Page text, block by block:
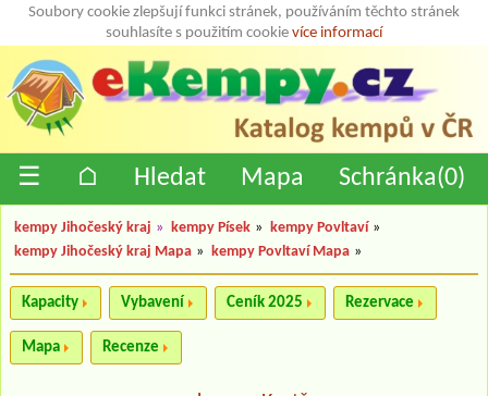
Soubory cookie zlepšují funkci stránek, používáním těchto stránek
souhlasíte s použitím cookie více informací
☰ ⌂ Hledat Mapa Schránka(0)
kempy Jihočeský kraj » kempy Písek » kempy Povltaví »
kempy Jihočeský kraj Mapa » kempy Povltaví Mapa »
Kapacity Vybavení Ceník 2025 Rezervace
Mapa Recenze